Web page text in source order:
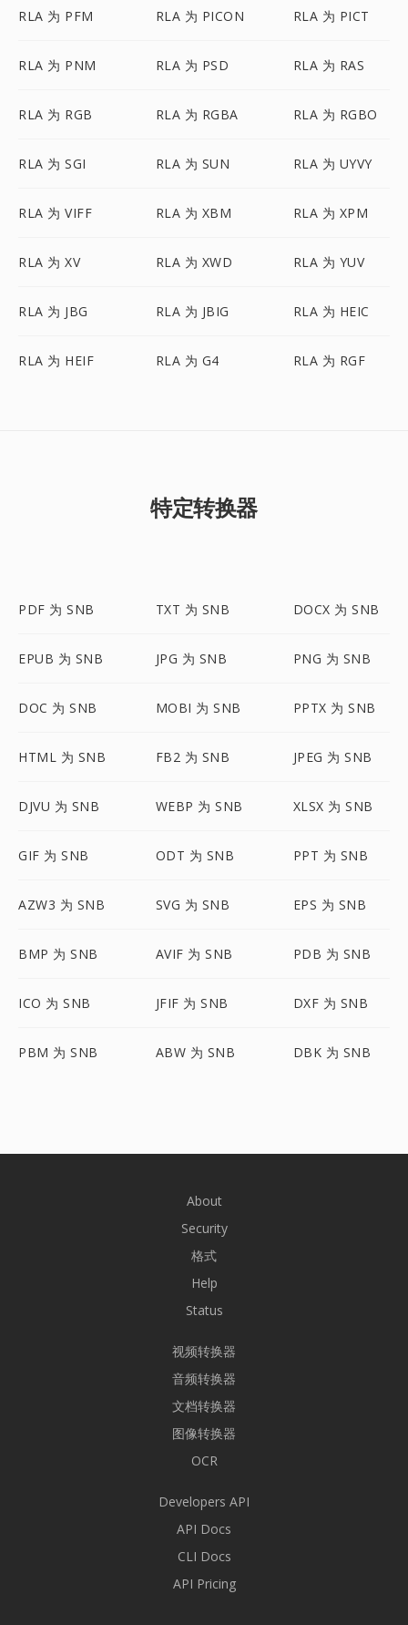
RLA 为 PFM RLA 为 PICON RLA 为 PICT
RLA 为 PNM RLA 为 PSD RLA 为 RAS
RLA 为 RGB RLA 为 RGBA RLA 为 RGBO
RLA 为 SGI RLA 为 SUN RLA 为 UYVY
RLA 为 VIFF RLA 为 XBM RLA 为 XPM
RLA 为 XV RLA 为 XWD RLA 为 YUV
RLA 为 JBG RLA 为 JBIG RLA 为 HEIC
RLA 为 HEIF RLA 为 G4 RLA 为 RGF
特定转换器
PDF 为 SNB TXT 为 SNB DOCX 为 SNB
EPUB 为 SNB JPG 为 SNB PNG 为 SNB
DOC 为 SNB MOBI 为 SNB PPTX 为 SNB
HTML 为 SNB FB2 为 SNB JPEG 为 SNB
DJVU 为 SNB WEBP 为 SNB XLSX 为 SNB
GIF 为 SNB ODT 为 SNB PPT 为 SNB
AZW3 为 SNB SVG 为 SNB EPS 为 SNB
BMP 为 SNB AVIF 为 SNB PDB 为 SNB
ICO 为 SNB JFIF 为 SNB DXF 为 SNB
PBM 为 SNB ABW 为 SNB DBK 为 SNB
About
Security
格式
Help
Status
视频转换器
音频转换器
文档转换器
图像转换器
OCR
Developers API
API Docs
CLI Docs
API Pricing